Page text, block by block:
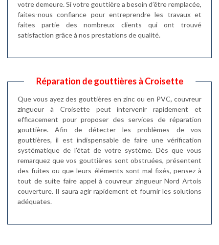
votre demeure. Si votre gouttière a besoin d’être remplacée,
faites-nous confiance pour entreprendre les travaux et
faites partie des nombreux clients qui ont trouvé
satisfaction grâce à nos prestations de qualité.
Réparation de gouttières à Croisette
Que vous ayez des gouttières en zinc ou en PVC, couvreur
zingueur à Croisette peut intervenir rapidement et
efficacement pour proposer des services de réparation
gouttière. Afin de détecter les problèmes de vos
gouttières, il est indispensable de faire une vérification
systématique de l’état de votre système. Dès que vous
remarquez que vos gouttières sont obstruées, présentent
des fuites ou que leurs éléments sont mal fixés, pensez à
tout de suite faire appel à couvreur zingueur Nord Artois
couverture. Il saura agir rapidement et fournir les solutions
adéquates.